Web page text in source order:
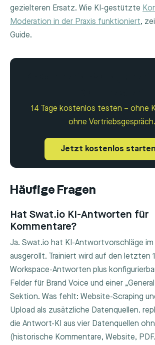
gezielteren Ersatz. Wie KI-gestützte
Moderation in der Praxis funktioniert,
Guide.
14 Tage kostenlos testen – ohne
ohne Vertriebsgespräch.
Jetzt kostenlos
Häufige Fragen
Hat Swat.io KI-Antworten für
Kommentare?
Ja. Swat.io hat KI-Antwortvorschläge
ausgerollt. Trainiert wird auf den letzten
Workspace-Antworten plus
Felder für Brand Voice und einer
Sektion. Was fehlt: Website-Scraping
Upload als zusätzliche Datenquellen.
die Antwort-KI aus vier Datenquellen
(historische Kommentare, Website,